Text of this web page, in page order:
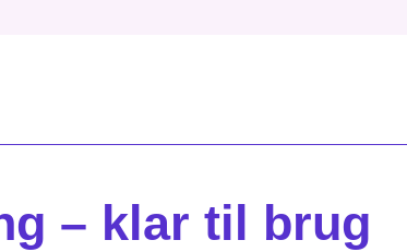
– klar til brug